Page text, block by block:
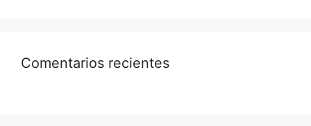
Comentarios recientes